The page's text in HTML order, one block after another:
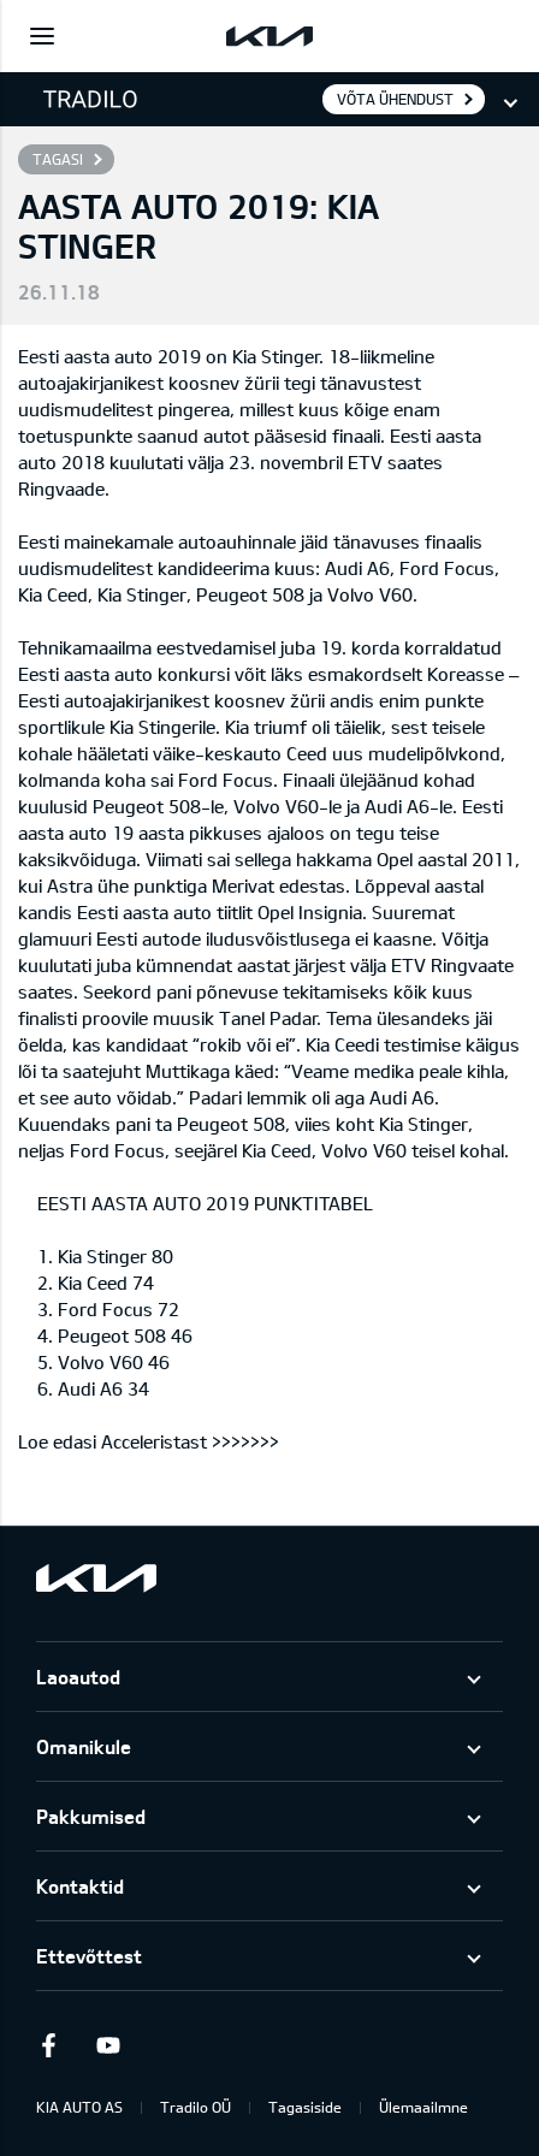
VÕTA ÜHENDUST
TAGASI
AASTA AUTO 2019: KIA
STINGER
26.11.18
Eesti aasta auto 2019 on Kia Stinger. 18-liikmeline
autoajakirjanikest koosnev žürii tegi tänavustest
uudismudelitest pingerea, millest kuus kõige enam
toetuspunkte saanud autot pääsesid finaali. Eesti aasta
auto 2018 kuulutati välja 23. novembril ETV saates
Ringvaade.
Eesti mainekamale autoauhinnale jäid tänavuses finaalis
uudismudelitest kandideerima kuus: Audi A6, Ford Focus,
Kia Ceed, Kia Stinger, Peugeot 508 ja Volvo V60.
Tehnikamaailma eestvedamisel juba 19. korda korraldatud
Eesti aasta auto konkursi võit läks esmakordselt Koreasse –
Eesti autoajakirjanikest koosnev žürii andis enim punkte
sportlikule Kia Stingerile. Kia triumf oli täielik, sest teisele
kohale hääletati väike-keskauto Ceed uus mudelipõlvkond,
kolmanda koha sai Ford Focus. Finaali ülejäänud kohad
kuulusid Peugeot 508-le, Volvo V60-le ja Audi A6-le. Eesti
aasta auto 19 aasta pikkuses ajaloos on tegu teise
kaksikvõiduga. Viimati sai sellega hakkama Opel aastal 2011,
kui Astra ühe punktiga Merivat edestas. Lõppeval aastal
kandis Eesti aasta auto tiitlit Opel Insignia. Suuremat
glamuuri Eesti autode iludusvõistlusega ei kaasne. Võitja
kuulutati juba kümnendat aastat järjest välja ETV Ringvaate
saates. Seekord pani põnevuse tekitamiseks kõik kuus
finalisti proovile muusik Tanel Padar. Tema ülesandeks jäi
öelda, kas kandidaat “rokib või ei”. Kia Ceedi testimise käigus
lõi ta saatejuht Muttikaga käed: “Veame medika peale kihla,
et see auto võidab.” Padari lemmik oli aga Audi A6.
Kuuendaks pani ta Peugeot 508, viies koht Kia Stinger,
neljas Ford Focus, seejärel Kia Ceed, Volvo V60 teisel kohal.
EESTI AASTA AUTO 2019 PUNKTITABEL
1. Kia Stinger 80
2. Kia Ceed 74
3. Ford Focus 72
4. Peugeot 508 46
5. Volvo V60 46
6. Audi A6 34
Loe edasi Acceleristast >>>>>>>
Laoautod
Omanikule
Pakkumised
Kontaktid
Ettevõttest
Facebook
KIA AUTO AS Tradilo OÜ Tagasiside Ülemaailmne